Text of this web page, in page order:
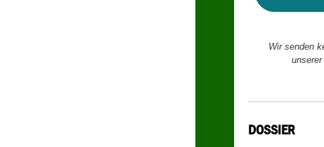
Wir senden
unserer
DOSSIER